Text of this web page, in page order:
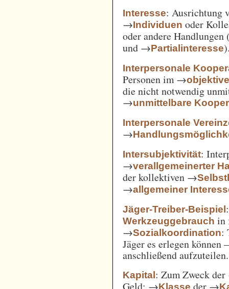
Interesse: Ausrichtung
→Individuen oder
oder andere
und →Partialinteresse
Interpersonale
Personen im →
die nicht notwendig
→unmittelbare
Interpersonale
→
Intersubjektivität:
→verallgemeinerter
der kollektiven →
→allgemeiner
Jäger-Treiber-Beispiel
Werkzeuggebrauch in
→Sozialkoordination:
Jäger es erlegen
anschließend aufzuteilen.
Kapital: Zum Zweck
Geld; →Klasse der →